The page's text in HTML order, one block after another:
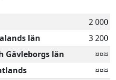
2 000
län
3 200
Gävleborgs län
¤¤¤
¤¤¤